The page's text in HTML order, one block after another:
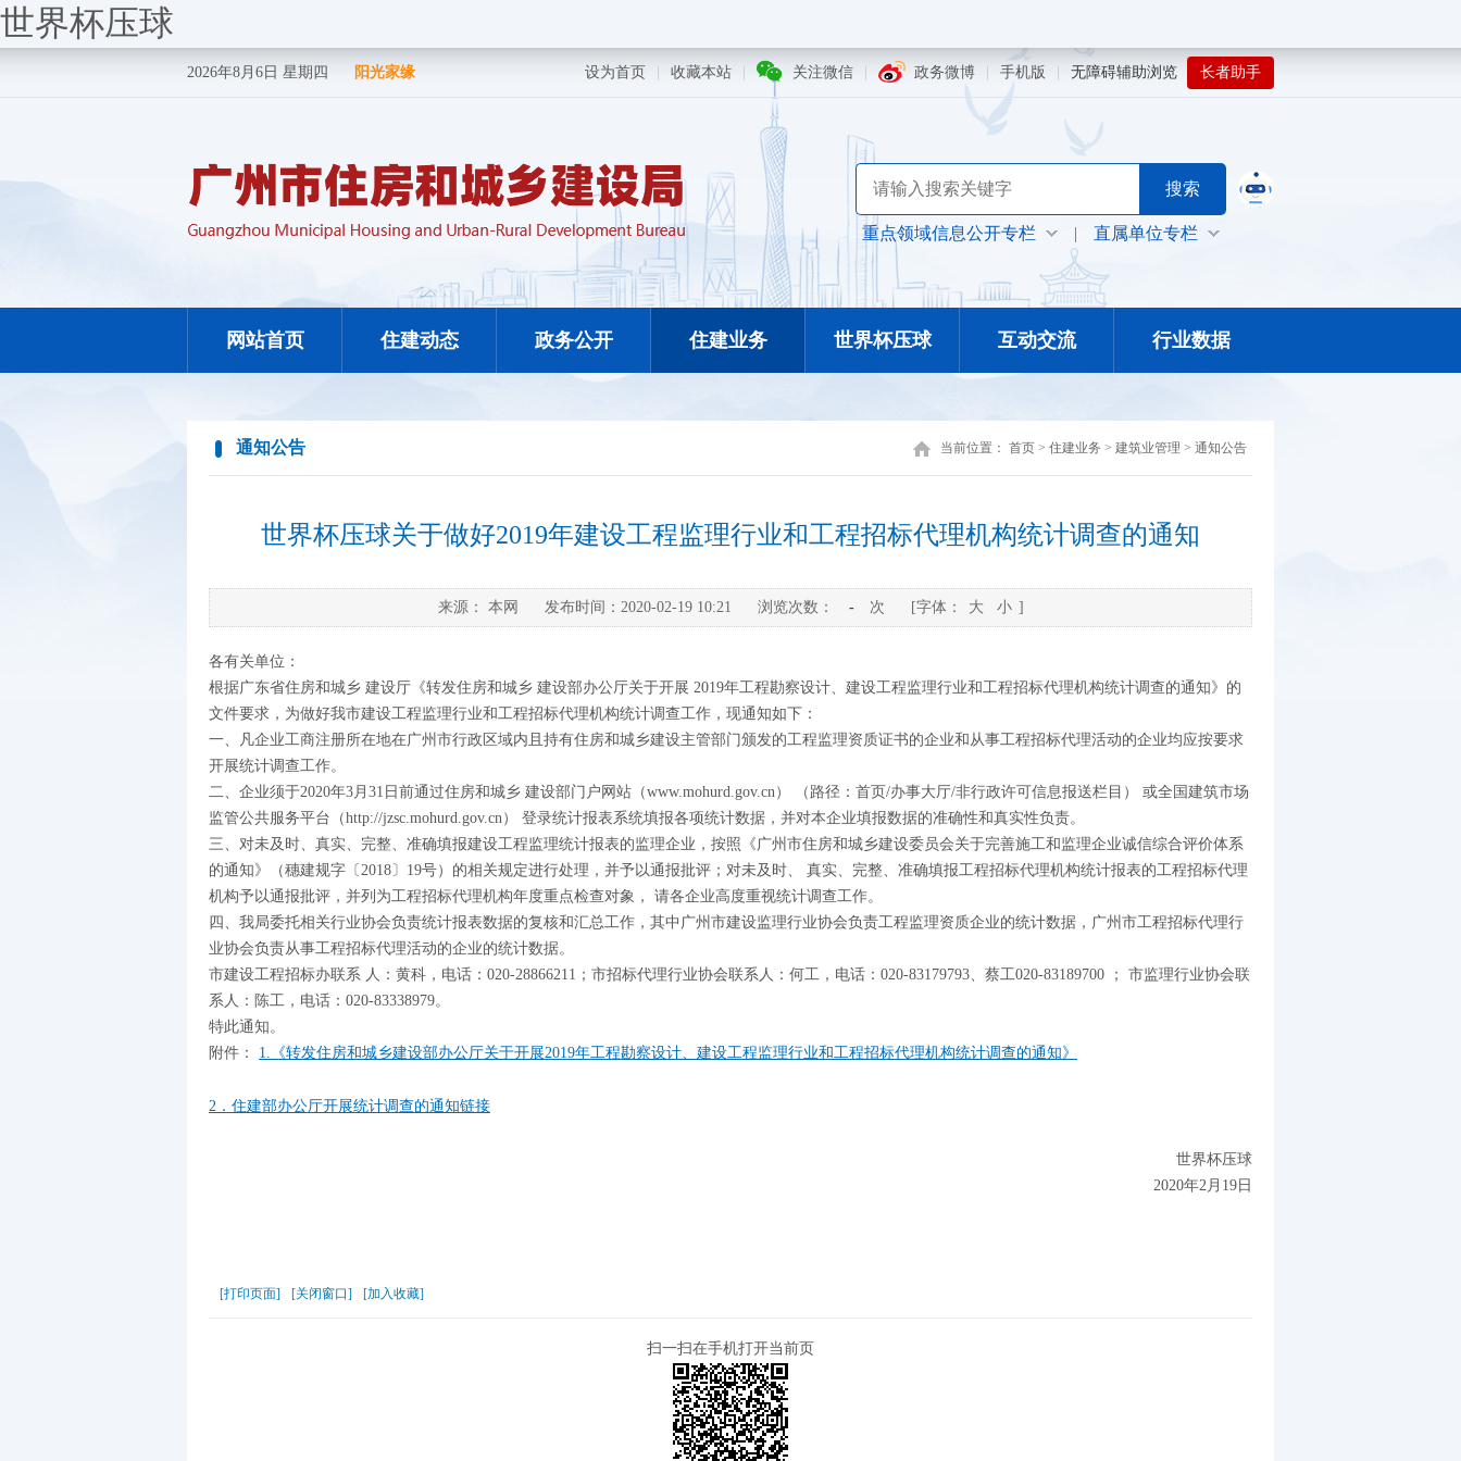
世界杯压球
2026年8月6日 星期四 阳光家缘 设为首页 收藏本站 关注微信 政务微博 手机版 无障碍辅助浏览 长者助手
重点领域信息公开专栏 | 直属单位专栏
网站首页 住建动态 政务公开 住建业务 世界杯压球 互动交流 行业数据
通知公告 当前位置： 首页 > 住建业务 > 建筑业管理 > 通知公告
世界杯压球关于做好2019年建设工程监理行业和工程招标代理机构统计调查的通知
来源： 本网 发布时间： 2020-02-19 10:21 浏览次数： - 次 [字体： 大 小 ]
各有关单位：
根据广东省住房和城乡 建设厅《转发住房和城乡 建设部办公厅关于开展 2019年工程勘察设计、建设工程监理行业和工程招标代理机构统计调查的通知》的
文件要求，为做好我市建设工程监理行业和工程招标代理机构统计调查工作，现通知如下：
一、凡企业工商注册所在地在广州市行政区域内且持有住房和城乡建设主管部门颁发的工程监理资质证书的企业和从事工程招标代理活动的企业均应按要求
开展统计调查工作。
二、企业须于2020年3月31日前通过住房和城乡 建设部门户网站（www.mohurd.gov.cn） （路径：首页/办事大厅/非行政许可信息报送栏目） 或全国建筑市场
监管公共服务平台（http://jzsc.mohurd.gov.cn） 登录统计报表系统填报各项统计数据，并对本企业填报数据的准确性和真实性负责。
三、对未及时、真实、完整、准确填报建设工程监理统计报表的监理企业，按照《广州市住房和城乡建设委员会关于完善施工和监理企业诚信综合评价体系
的通知》（穗建规字〔2018〕19号）的相关规定进行处理，并予以通报批评；对未及时、 真实、完整、准确填报工程招标代理机构统计报表的工程招标代理
机构予以通报批评，并列为工程招标代理机构年度重点检查对象， 请各企业高度重视统计调查工作。
四、我局委托相关行业协会负责统计报表数据的复核和汇总工作，其中广州市建设监理行业协会负责工程监理资质企业的统计数据，广州市工程招标代理行
业协会负责从事工程招标代理活动的企业的统计数据。
市建设工程招标办联系 人：黄科，电话：020-28866211；市招标代理行业协会联系人：何工，电话：020-83179793、蔡工020-83189700 ； 市监理行业协会联
系人：陈工，电话：020-83338979。
特此通知。
附件：
1.《转发住房和城乡建设部办公厅关于开展2019年工程勘察设计、建设工程监理行业和工程招标代理机构统计调查的通知》
2．住建部办公厅开展统计调查的通知链接
世界杯压球
2020年2月19日
[打印页面] [关闭窗口] [加入收藏]
扫一扫在手机打开当前页